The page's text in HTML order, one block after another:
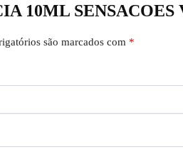
10ML
são marcados com *